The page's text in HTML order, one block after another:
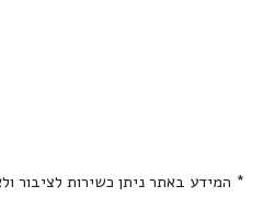
* המידע באתר ניתן כשירות לציבור